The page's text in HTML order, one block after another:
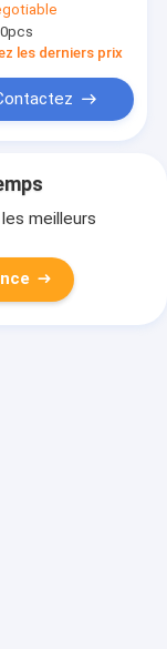
de boîte de
de l'électricité
les derniers prix
meilleurs